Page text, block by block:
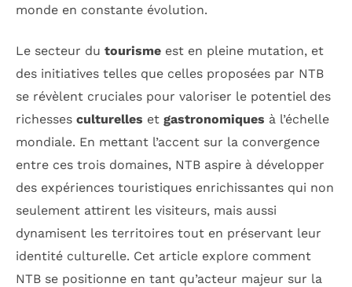
monde en constante évolution.
Le secteur du tourisme est en pleine mutation, et
des initiatives telles que celles proposées par NTB
se révèlent cruciales pour valoriser le potentiel des
richesses culturelles et gastronomiques à l’échelle
mondiale. En mettant l’accent sur la convergence
entre ces trois domaines, NTB aspire à développer
des expériences touristiques enrichissantes qui non
seulement attirent les visiteurs, mais aussi
dynamisent les territoires tout en préservant leur
identité culturelle. Cet article explore comment
NTB se positionne en tant qu’acteur majeur sur la